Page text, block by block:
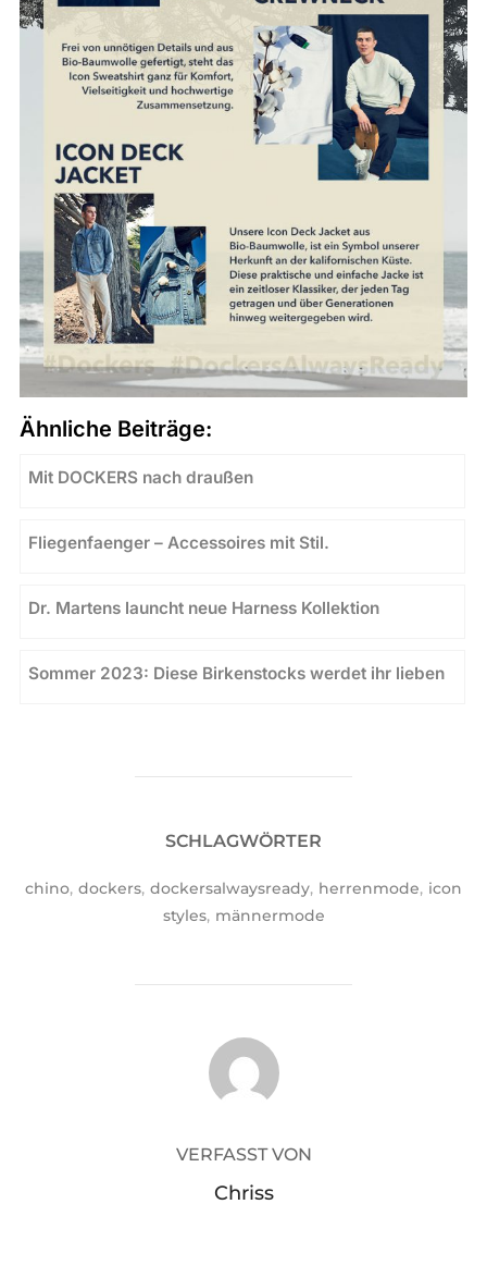
Ähnliche Beiträge:
Mit DOCKERS nach draußen
Fliegenfaenger – Accessoires mit Stil.
Dr. Martens launcht neue Harness Kollektion
Sommer 2023: Diese Birkenstocks werdet ihr lieben
SCHLAGWÖRTER
chino, dockers, dockersalwaysready, herrenmode, icon
styles, männermode
BEITRAGSAUTOR
VERFASST VON
Chriss